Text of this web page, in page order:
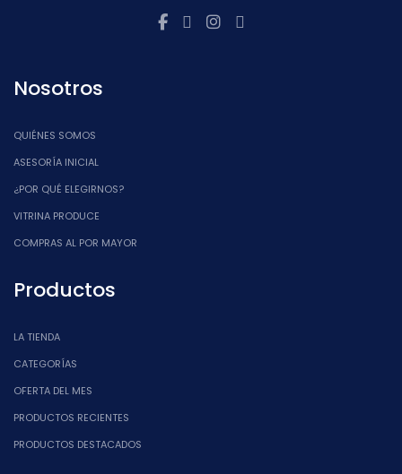
Nosotros
QUIÉNES SOMOS
ASESORÍA INICIAL
¿POR QUÉ ELEGIRNOS?
VITRINA PRODUCE
COMPRAS AL POR MAYOR
Productos
LA TIENDA
CATEGORÍAS
OFERTA DEL MES
PRODUCTOS RECIENTES
PRODUCTOS DESTACADOS